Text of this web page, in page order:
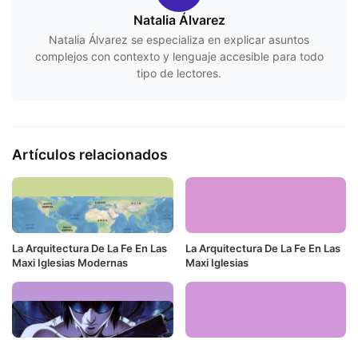
Natalia Álvarez
Natalia Álvarez se especializa en explicar asuntos
complejos con contexto y lenguaje accesible para todo
tipo de lectores.
Artículos relacionados
La Arquitectura De La Fe En Las
Maxi Iglesias Modernas
La Arquitectura De La Fe En Las
Maxi Iglesias